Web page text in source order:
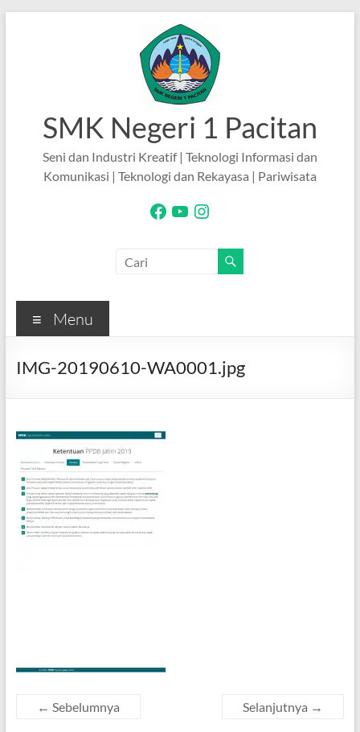
SMK Negeri 1 Pacitan
Seni dan Industri Kreatif | Teknologi Informasi dan
Komunikasi | Teknologi dan Rekayasa | Pariwisata
Facebook
YouTubeInstagram
Menu
IMG-20190610-WA0001.jpg
← Sebelumnya Selanjutnya →